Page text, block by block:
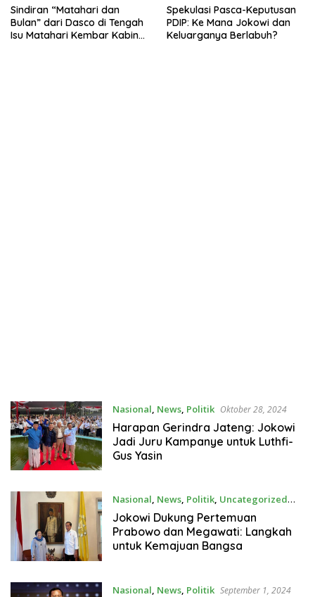
Sindiran “Matahari dan
Bulan” dari Dasco di Tengah
Isu Matahari Kembar Kabinet
Spekulasi Pasca-Keputusan
PDIP: Ke Mana Jokowi dan
Keluarganya Berlabuh?
Nasional, News, Politik Oktober 28, 2024
Harapan Gerindra Jateng: Jokowi
Jadi Juru Kampanye untuk Luthfi-
Gus Yasin
Nasional, News, Politik, Uncategorized
Oktober 2, 2024
Jokowi Dukung Pertemuan
Prabowo dan Megawati: Langkah
untuk Kemajuan Bangsa
Nasional, News, Politik September 1, 2024